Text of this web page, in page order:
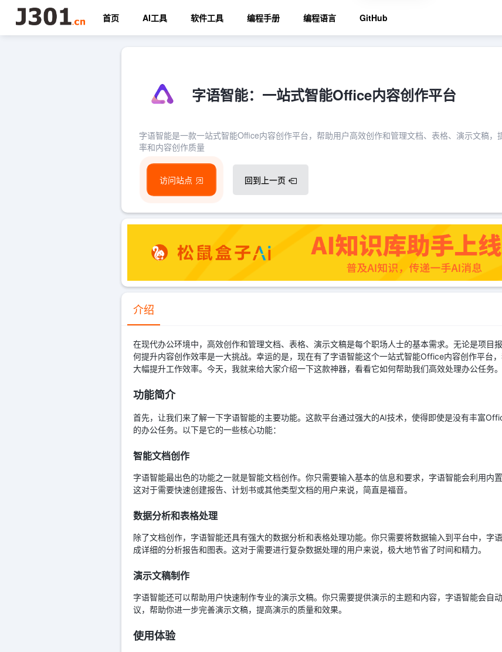
首页 AI工具 软件工具 编程手册 编程语言 GitHub
字语智能：一站式智能Office内容创作平台
字语智能是一款一站式智能Office内容创作平台，帮助用户高效创作和管理文档、表格、演示文稿，
率和内容创作质量
访问站点 回到上一页
介绍
在现代办公环境中，高效创作和管理文档、表格、演示文稿是每个职场人士的基本需求。无论是项目
何提升内容创作效率是一大挑战。幸运的是，现在有了字语智能这个一站式智能Office内容创作平台
大幅提升工作效率。今天，我就来给大家介绍一下这款神器，看看它如何帮助我们高效处理办公任务。
功能简介
首先，让我们来了解一下字语智能的主要功能。这款平台通过强大的AI技术，使得即使是没有丰富
的办公任务。以下是它的一些核心功能：
智能文档创作
字语智能最出色的功能之一就是智能文档创作。你只需要输入基本的信息和要求，字语智能会利用内
这对于需要快速创建报告、计划书或其他类型文档的用户来说，简直是福音。
数据分析和表格处理
除了文档创作，字语智能还具有强大的数据分析和表格处理功能。你只需要将数据输入到平台中，字
成详细的分析报告和图表。这对于需要进行复杂数据处理的用户来说，极大地节省了时间和精力。
演示文稿制作
字语智能还可以帮助用户快速制作专业的演示文稿。你只需要提供演示的主题和内容，字语智能会自
议，帮助你进一步完善演示文稿，提高演示的质量和效果。
使用体验